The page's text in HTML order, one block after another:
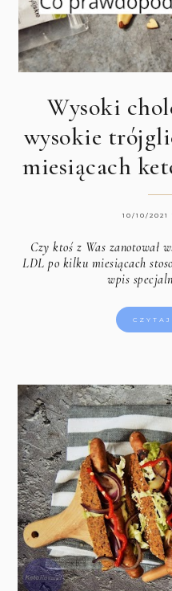
Wysoki
wysokie
miesiącach
10/10/2021
Czy ktoś z Was zanotował
LDL po kilku miesiącach
wpis